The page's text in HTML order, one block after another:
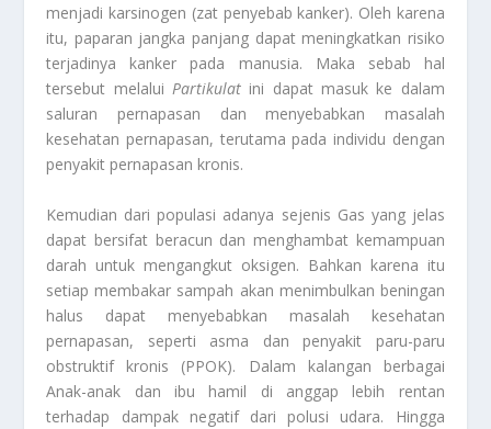
menjadi karsinogen (zat penyebab kanker). Oleh karena
itu, paparan jangka panjang dapat meningkatkan risiko
terjadinya kanker pada manusia. Maka sebab hal
tersebut melaluiPartikulat ini dapat masuk ke dalam
saluran pernapasan dan menyebabkan masalah
kesehatan pernapasan, terutama pada individu dengan
penyakit pernapasan kronis.
Kemudian dari populasi adanya sejenis Gas yang jelas
dapat bersifat beracun dan menghambat kemampuan
darah untuk mengangkut oksigen. Bahkan karena itu
setiap membakar sampah akan menimbulkan beningan
halus dapat menyebabkan masalah kesehatan
pernapasan, seperti asma dan penyakit paru-paru
obstruktif kronis (PPOK). Dalam kalangan berbagai
Anak-anak dan ibu hamil di anggap lebih rentan
terhadap dampak negatif dari polusi udara. Hingga